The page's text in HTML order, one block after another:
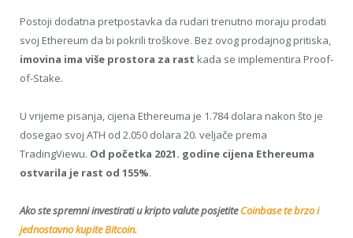
Postoji dodatna pretpostavka da rudari trenutno moraju prodati
svoj Ethereum da bi pokrili troškove. Bez ovog prodajnog pritiska,
imovina ima više prostora za rast kada se implementira Proof-
of-Stake.
U vrijeme pisanja, cijena Ethereuma je 1.784 dolara nakon što je
dosegao svoj ATH od 2.050 dolara 20. veljače prema
TradingViewu. Od početka 2021. godine cijena Ethereuma
ostvarila je rast od 155%.
Ako ste spremni investirati u kripto valute posjetiteCoinbase te brzo i
jednostavno kupite Bitcoin.